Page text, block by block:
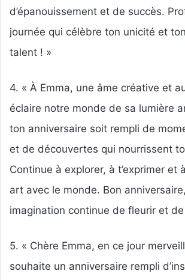
d’épanouissement et de succès.
journée qui célèbre ton unicité et
talent ! »
4. « À Emma, une âme créative et
éclaire notre monde de sa lumière
ton anniversaire soit rempli de
et de découvertes qui nourrissent
Continue à explorer, à t’exprimer et
art avec le monde. Bon
imagination continue de fleurir et
5. « Chère Emma, en ce jour
souhaite un anniversaire rempli